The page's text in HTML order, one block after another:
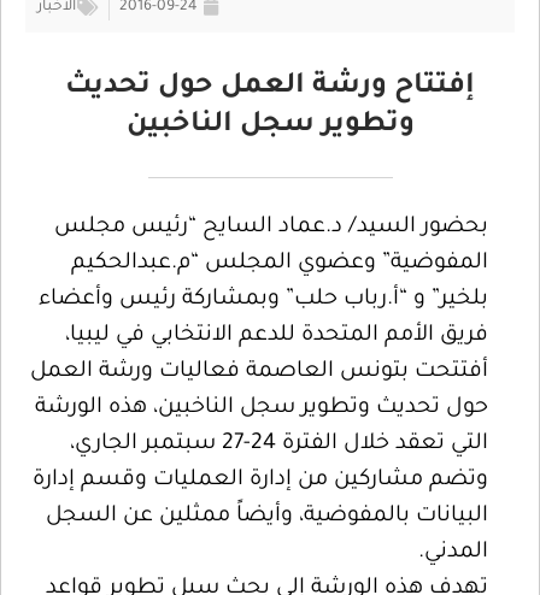
2016-09-24 الأخبار
إفتتاح ورشة العمل حول تحديث
وتطوير سجل الناخبين
بحضور السيد/ د.عماد السايح “رئيس مجلس
المفوضية” وعضوي المجلس “م.عبدالحكيم
بلخير” و “أ.رباب حلب” وبمشاركة رئيس وأعضاء
فريق الأمم المتحدة للدعم الانتخابي في ليبيا،
أفتتحت بتونس العاصمة فعاليات ورشة العمل
حول تحديث وتطوير سجل الناخبين، هذه الورشة
التي تعقد خلال الفترة 24-27 سبتمبر الجاري،
وتضم مشاركين من إدارة العمليات وقسم إدارة
البيانات بالمفوضية، وأيضاً ممثلين عن السجل
المدني.
تهدف هذه الورشة إلى بحث سبل تطوير قواعد